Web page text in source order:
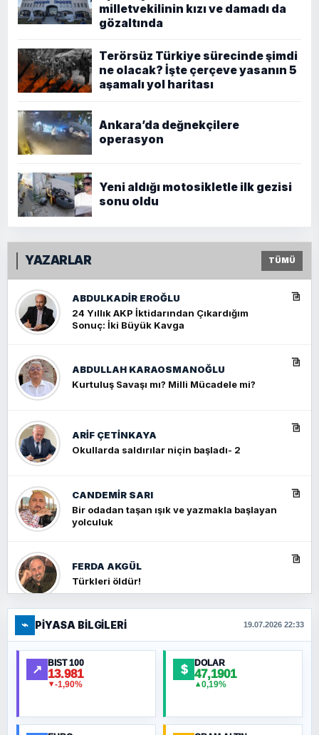
milletvekilinin kızı ve damadı da
gözaltında
Terörsüz Türkiye sürecinde şimdi
ne olacak? İşte çerçeve yasanın 5
aşamalı yol haritası
Ankara’da değnekçilere
operasyon
Yeni aldığı motosikletle ilk gezisi
sonu oldu
YAZARLAR TÜMÜ
ABDULKADIR EROĞLU
24 Yıllık AKP İktidarından Çıkardığım
Sonuç: İki Büyük Kavga
ABDULLAH KARAOSMANOĞLU
Kurtuluş Savaşı mı? Milli Mücadele mi?
ARIF ÇETİNKAYA
Okullarda saldırılar niçin başladı- 2
CANDEMIR SARI
Bir odadan taşan ışık ve yazmakla başlayan
yolculuk
FERDA AKGÜL
Türkleri öldür!
FERHAT BÜYÜKKALKAN
Ankara Zirvesi: NATO Toplantısı mı, Yeni
Ortadoğu Haritasının Provası mı?
⌁ PIYASA BILGILERI 19.07.2026 22:33
↗ BIST 100
13.981
▼-1,90%
$ DOLAR
47,1901
▲0,19%